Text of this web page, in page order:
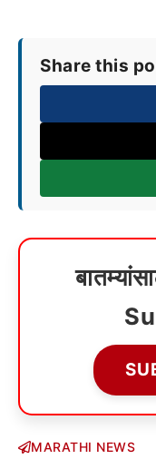
Share this
MARATHI NEWS